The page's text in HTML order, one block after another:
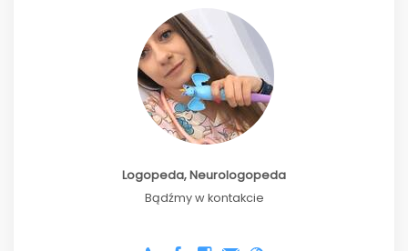
Logopeda, Neurologopeda
Bądźmy w kontakcie